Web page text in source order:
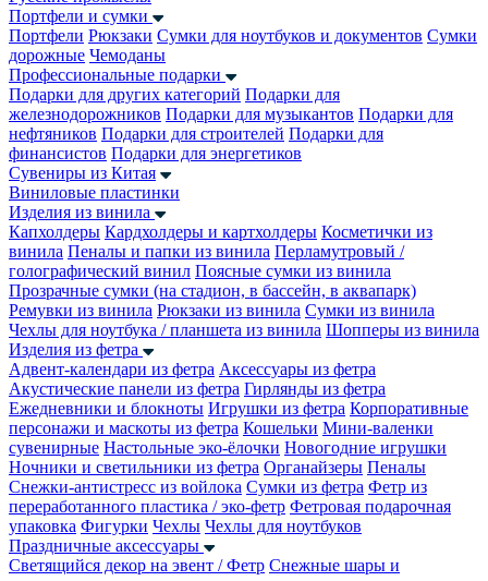
Портфели и сумки
Портфели Рюкзаки Сумки для ноутбуков и документов Сумки
дорожные Чемоданы
Профессиональные подарки
Подарки для других категорий Подарки для
железнодорожников Подарки для музыкантов Подарки для
нефтяников Подарки для строителей Подарки для
финансистов Подарки для энергетиков
Сувениры из Китая
Виниловые пластинки
Изделия из винила
Капхолдеры Кардхолдеры и картхолдеры Косметички из
винила Пеналы и папки из винила Перламутровый /
голографический винил Поясные сумки из винила
Прозрачные сумки (на стадион, в бассейн, в аквапарк)
Ремувки из винила Рюкзаки из винила Сумки из винила
Чехлы для ноутбука / планшета из винила Шопперы из винила
Изделия из фетра
Адвент-календари из фетра Аксессуары из фетра
Акустические панели из фетра Гирлянды из фетра
Ежедневники и блокноты Игрушки из фетра Корпоративные
персонажи и маскоты из фетра Кошельки Мини-валенки
сувенирные Настольные эко-ёлочки Новогодние игрушки
Ночники и светильники из фетра Органайзеры Пеналы
Снежки-антистресс из войлока Сумки из фетра Фетр из
переработанного пластика / эко-фетр Фетровая подарочная
упаковка Фигурки Чехлы Чехлы для ноутбуков
Праздничные аксессуары
Светящийся декор на эвент / Фетр Снежные шары и